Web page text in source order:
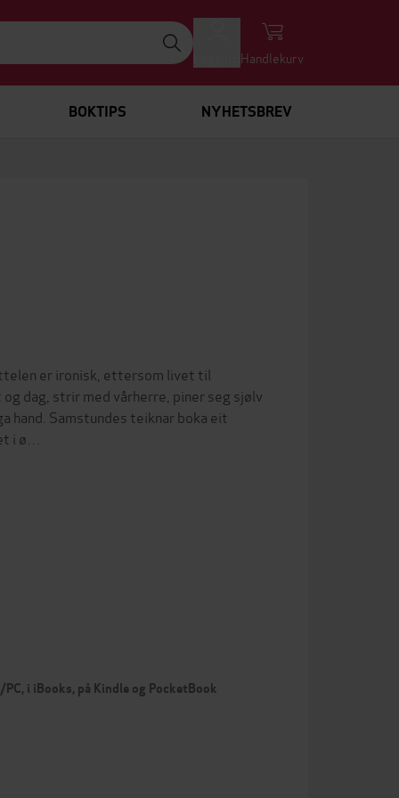
Handlekurv
BOKTIPS NYHETSBREV
er ironisk, ettersom livet til
dag, strir med vårherre, piner seg sjølv
hand. Samstundes teiknar boka eit
i ø…
i iBooks, på Kindle og PocketBook